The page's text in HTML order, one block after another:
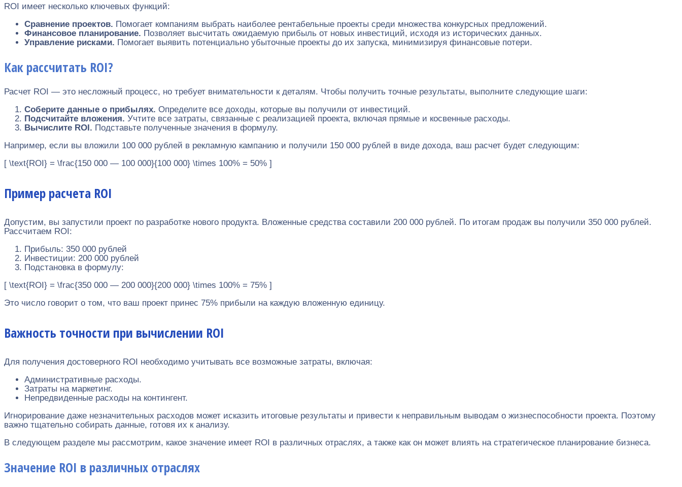
ROI имеет несколько ключевых функций:
Сравнение проектов. Помогает компаниям выбрать наиболее рентабельные проекты среди множества конкурсных предложений.
Финансовое планирование. Позволяет высчитать ожидаемую прибыль от новых инвестиций, исходя из исторических данных.
Управление рисками. Помогает выявить потенциально убыточные проекты до их запуска, минимизируя финансовые потери.
Как рассчитать ROI?
Расчет ROI — это несложный процесс, но требует внимательности к деталям. Чтобы получить точные результаты, выполните следующие шаги:
Соберите данные о прибылях. Определите все доходы, которые вы получили от инвестиций.
Подсчитайте вложения. Учтите все затраты, связанные с реализацией проекта, включая прямые и косвенные расходы.
Вычислите ROI. Подставьте полученные значения в формулу.
Например, если вы вложили 100 000 рублей в рекламную кампанию и получили 150 000 рублей в виде дохода, ваш расчет будет следующим:
[ \text{ROI} = \frac{150 000 — 100 000}{100 000} \times 100% = 50% ]
Пример расчета ROI
Допустим, вы запустили проект по разработке нового продукта. Вложенные средства составили 200 000 рублей. По итогам продаж вы получили 350 000 рублей.
Рассчитаем ROI:
Прибыль: 350 000 рублей
Инвестиции: 200 000 рублей
Подстановка в формулу:
[ \text{ROI} = \frac{350 000 — 200 000}{200 000} \times 100% = 75% ]
Это число говорит о том, что ваш проект принес 75% прибыли на каждую вложенную единицу.
Важность точности при вычислении ROI
Для получения достоверного ROI необходимо учитывать все возможные затраты, включая:
Административные расходы.
Затраты на маркетинг.
Непредвиденные расходы на контингент.
Игнорирование даже незначительных расходов может исказить итоговые результаты и привести к неправильным выводам о жизнеспособности проекта. Поэтому
важно тщательно собирать данные, готовя их к анализу.
В следующем разделе мы рассмотрим, какое значение имеет ROI в различных отраслях, а также как он может влиять на стратегическое планирование бизнеса.
Значение ROI в различных отраслях